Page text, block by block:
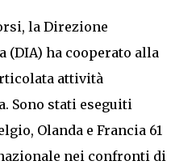
la Direzione
(DIA) ha cooperato alla
attività
Sono stati eseguiti
Olanda e Francia 61
nei confronti di